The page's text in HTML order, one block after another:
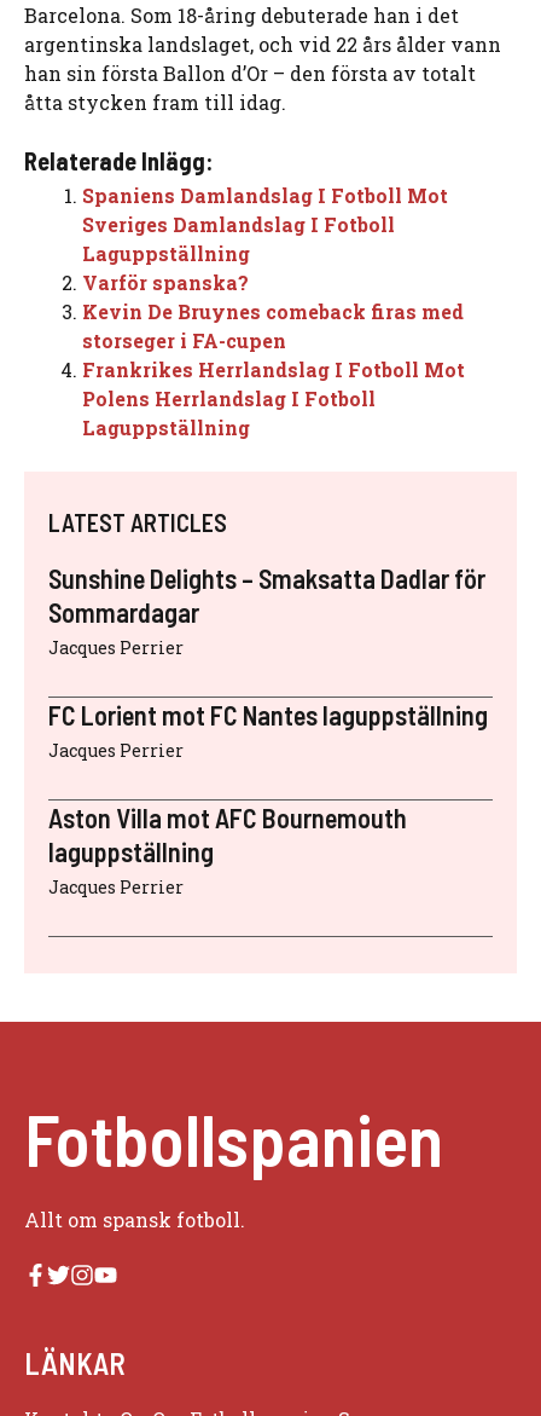
Barcelona. Som 18-åring debuterade han i det
argentinska landslaget, och vid 22 års ålder vann
han sin första Ballon d’Or – den första av totalt
åtta stycken fram till idag.
Relaterade Inlägg:
Spaniens Damlandslag I Fotboll Mot
Sveriges Damlandslag I Fotboll
Laguppställning
Varför spanska?
Kevin De Bruynes comeback firas med
storseger i FA-cupen
Frankrikes Herrlandslag I Fotboll Mot
Polens Herrlandslag I Fotboll
Laguppställning
LATEST ARTICLES
Sunshine Delights – Smaksatta Dadlar för
Sommardagar
Jacques Perrier
FC Lorient mot FC Nantes laguppställning
Jacques Perrier
Aston Villa mot AFC Bournemouth
laguppställning
Jacques Perrier
Fotbollspanien
Allt om spansk fotboll.
LÄNKAR